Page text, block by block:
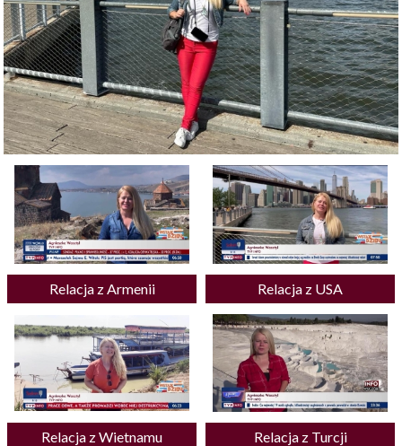
Relacja z Armenii Relacja z USA
Relacja z Wietnamu Relacja z Turcji